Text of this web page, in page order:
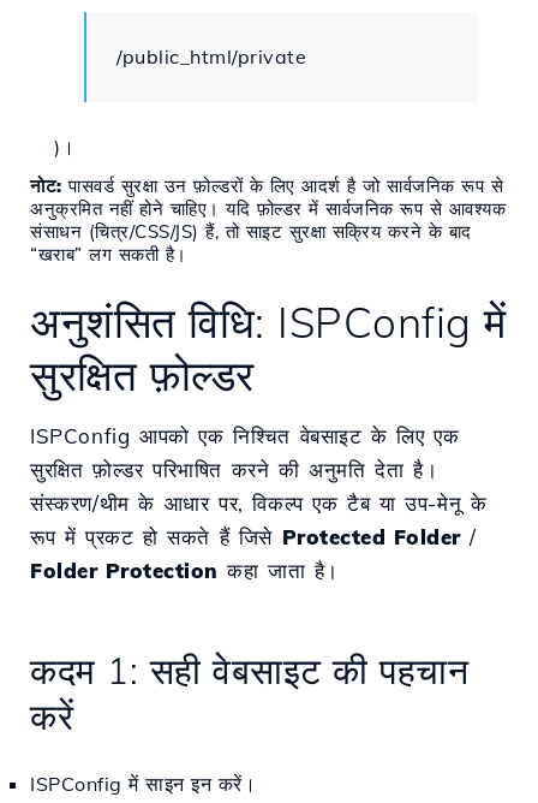
/public_html/private
)।
नोट: पासवर्ड सुरक्षा उन फ़ोल्डरों के लिए आदर्श है जो सार्वजनिक रूप से
अनुक्रमित नहीं होने चाहिए। यदि फ़ोल्डर में सार्वजनिक रूप से आवश्यक
संसाधन (चित्र/CSS/JS) हैं, तो साइट सुरक्षा सक्रिय करने के बाद
“खराब” लग सकती है।
अनुशंसित विधि: ISPConfig में
सुरक्षित फ़ोल्डर
ISPConfig आपको एक निश्चित वेबसाइट के लिए एक
सुरक्षित फ़ोल्डर परिभाषित करने की अनुमति देता है।
संस्करण/थीम के आधार पर, विकल्प एक टैब या उप-मेनू के
रूप में प्रकट हो सकते हैं जिसे Protected Folder/
Folder Protection कहा जाता है।
कदम 1: सही वेबसाइट की पहचान
करें
ISPConfig में साइन इन करें।